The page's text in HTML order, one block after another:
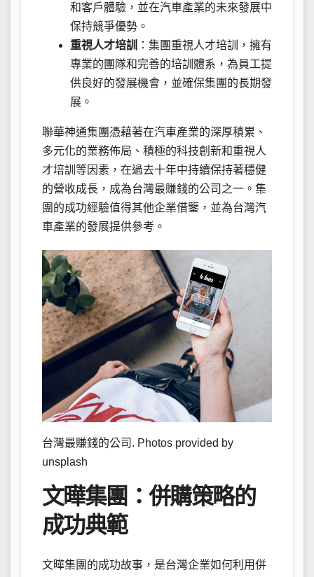
和客戶體驗，並在汽車產業的未來發展中
保持競爭優勢。
重視人才培訓
：集團重視人才培訓，擁有
專業的團隊和完善的培訓體系，為員工提
供良好的發展機會，並確保集團的長期發
展。
聯華神通集團憑藉著在汽車產業的深厚積累、
多元化的業務佈局、積極的科技創新和重視人
才培訓等因素，在過去十年中持續保持著穩健
的營收成長，成為台灣最賺錢的公司之一。集
團的成功經驗值得其他企業借鑒，並為台灣汽
車產業的發展提供參考。
台灣最賺錢的公司. Photos provided by
unsplash
文曄集團：併購策略的
成功典範
文曄集團的成功故事，是台灣企業如何利用併